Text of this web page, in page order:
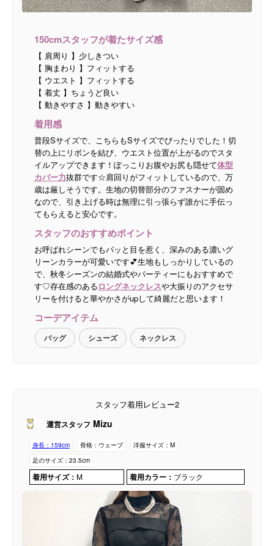
150cmスタッフが着たサイズ感
【 肩周り 】少しきつい
【 胸まわり 】フィットする
【 ウエスト 】フィットする
【 着丈 】ちょうど良い
【 動きやすさ 】動きやすい
着用感
普段Sサイズで、こちらもSサイズでぴったりでした！切
替の上にリボンを結び、ウエスト位置が上がるのでスタ
イルアップできます！ぽっこりお腹やお尻も隠せて体型
カバー力抜群です☆肩回りがフィットしているので、万
歳は厳しそうです。生地の切替部分のファスナーが固め
なので、引き上げる時は無理に引っ張らず誰かに手伝っ
てもらえると安心です。
スタッフのおすすめポイント
お呼ばれシーンでもパッと目を惹く、深みのある濃いグ
リーンカラーが可愛いです💕生地もしっかりしているの
で、秋冬シーズンの結婚式やパーティーにもおすすめで
す♡存在感のあるロングネックレスや大振りのアクセサ
リーを付けると華やかさがupして綺麗だと思います！
コーデアイテム
バッグ シューズ ネックレス
スタッフ着用レビュー2
運営スタッフ Mizu
身長： 159cm 骨格： ウェーブ 洋服サイズ： M
足のサイズ： 23.5cm
着用サイズ： M 着用カラー： ブラック